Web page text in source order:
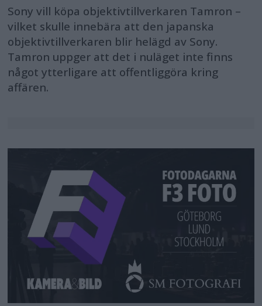
Sony vill köpa objektivtillverkaren Tamron –
vilket skulle innebära att den japanska
objektivtillverkaren blir helägd av Sony.
Tamron uppger att det i nuläget inte finns
något ytterligare att offentliggöra kring
affären.